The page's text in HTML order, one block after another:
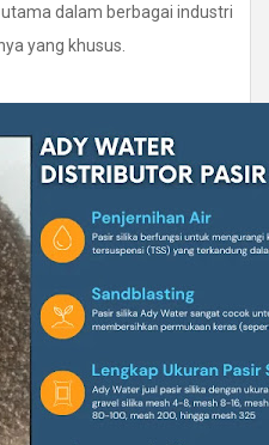
dalam berbagai industri
yang khusus.